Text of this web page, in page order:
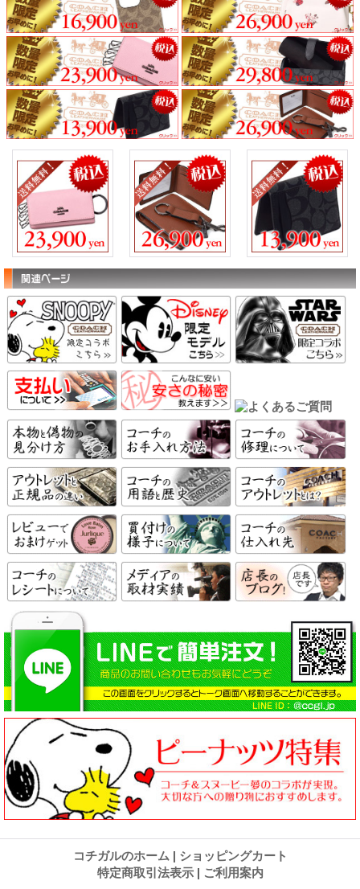
コチガルのホーム | ショッピングカート
特定商取引法表示 | ご利用案内